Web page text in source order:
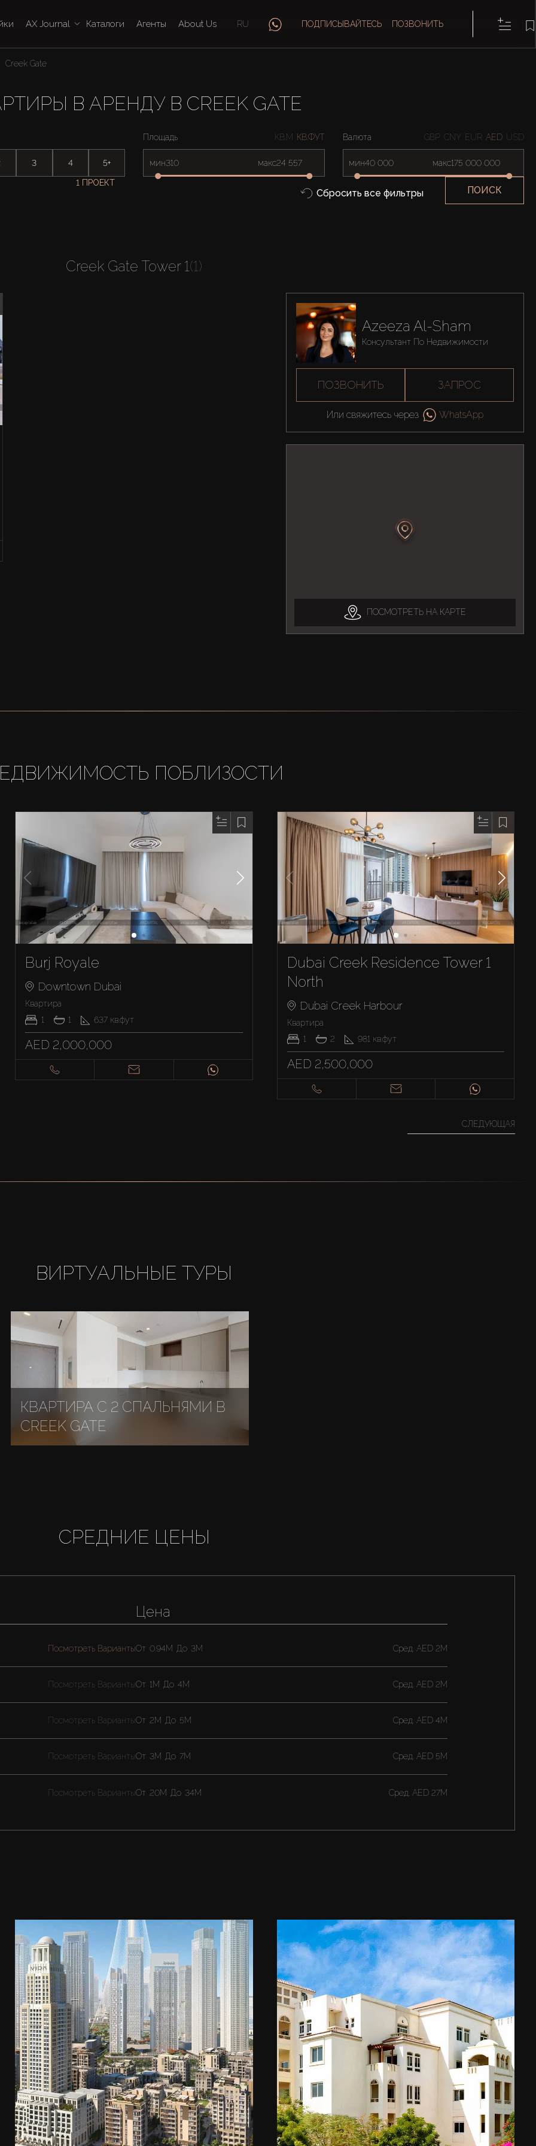
AX Journal Каталоги Агенты About Us RU ПОДПИСЫВАЙТЕСЬ ПОЗВОНИТЬ
Creek Gate
В АРЕНДУ В CREEK GATE
3 4 5+
Площадь КВ.М КВ.ФУТ
мин макс
Валюта GBP CNY EUR AED USD
мин макс
1 ПРОЕКТ
Сбросить все фильтры ПОИСК
Creek Gate Tower 1(1)
Azeeza Al-Sham
Консультант По Недвижимости
ПОЗВОНИТЬ ЗАПРОС
Или свяжитесь через WhatsApp
ПОСМОТРЕТЬ НА КАРТЕ
ПОБЛИЗОСТИ
Burj Royale
Downtown Dubai
Квартира
1
1 637 кв.фут
AED 2,000,000
Dubai Creek Residence Tower 1
North
Dubai Creek Harbour
Квартира
1
2 981 кв.фут
AED 2,500,000
СЛЕДУЮЩАЯ
ВИРТУАЛЬНЫЕ ТУРЫ
КВАРТИРА С 2 СПАЛЬНЯМИ В
CREEK GATE
СРЕДНИЕ ЦЕНЫ
Посмотреть Варианты
Посмотреть Варианты
Посмотреть Варианты
Посмотреть Варианты
Посмотреть Варианты
Цена
От 0.94M До 3M Cред.AED 2M
От 1M До 4M Cред.AED 2M
От 2M До 5M Cред.AED 4M
От 3M До 7M Cред.AED 5M
От 20M До 34M Cред. AED 27M